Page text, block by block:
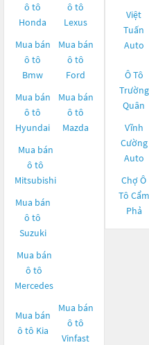
ô tô
Honda
ô tô
Lexus
Mua bán
ô tô
Bmw
Mua bán
ô tô
Ford
Mua bán
ô tô
Hyundai
Mua bán
ô tô
Mazda
Mua bán
ô tô
Mitsubishi
Mua bán
ô tô
Suzuki
Mua bán
ô tô
Mercedes
Mua bán
ô tô Kia
Mua bán
ô tô
Vinfast
Việt
Tuấn
Auto
Ô Tô
Trường
Quân
Vĩnh
Cường
Auto
Chợ Ô
Tô Cẩm
Phả